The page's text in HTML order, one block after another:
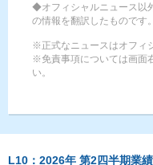
◆オフィシャルニュース以
の情報を翻訳したものです。
※正式なニュースはオフィ
※免責事項については画面
い。
L10：2026年 第2四半期業績